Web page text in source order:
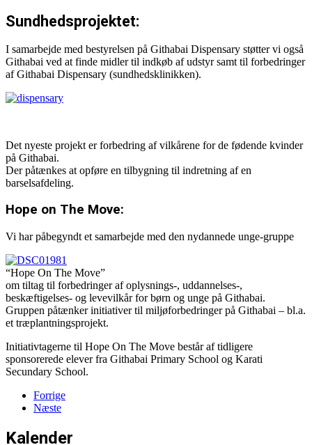
Sundhedsprojektet:
I samarbejde med bestyrelsen på Githabai Dispensary støtter vi også
Githabai ved at finde midler til indkøb af udstyr samt til forbedringer
af Githabai Dispensary (sundhedsklinikken).
Det nyeste projekt er forbedring af vilkårene for de fødende kvinder
på Githabai.
Der påtænkes at opføre en tilbygning til indretning af en
barselsafdeling.
Hope on The Move:
Vi har påbegyndt et samarbejde med den nydannede unge-gruppe
“Hope On The Move”
om tiltag til forbedringer af oplysnings-, uddannelses-,
beskæftigelses- og levevilkår for børn og unge på Githabai.
Gruppen påtænker initiativer til miljøforbedringer på Githabai – bl.a.
et træplantningsprojekt.
Initiativtagerne til Hope On The Move består af tidligere
sponsorerede elever fra Githabai Primary School og Karati
Secundary School.
Forrige
Næste
Kalender